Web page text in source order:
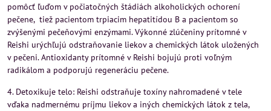
pomôcť ľuďom v počiatočných štádiách alkoholických ochorení
pečene, tiež pacientom trpiacim hepatitídou B a pacientom so
zvýšenými pečeňovými enzýmami. Výkonné zlúčeniny prítomné v
Reishi urýchľujú odstraňovanie liekov a chemických látok uložených
v pečeni. Antioxidanty prítomné v Reishi bojujú proti voľným
radikálom a podporujú regeneráciu pečene.
4. Detoxikuje telo: Reishi odstraňuje toxíny nahromadené v tele
vďaka nadmernému príjmu liekov a iných chemických látok z tela,